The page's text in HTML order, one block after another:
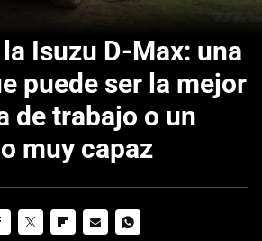
Isuzu D-Max: una
puede ser la mejor
de trabajo o un
muy capaz